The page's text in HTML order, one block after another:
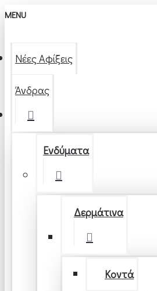
MENU
Νέες Αφίξεις
Άνδρας
Ενδύματα
Δερμάτινα
Κοντά